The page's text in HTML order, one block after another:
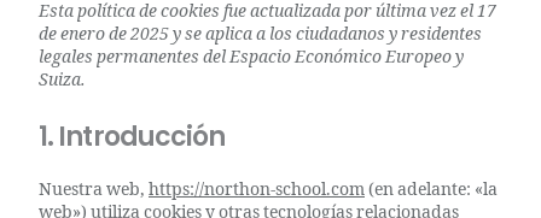
Esta política de cookies fue actualizada por última vez el 17
de enero de 2025 y se aplica a los ciudadanos y residentes
legales permanentes del Espacio Económico Europeo y
Suiza.
1. Introducción
Nuestra web, https://northon-school.com(en adelante: «la
web») utiliza cookies y otras tecnologías relacionadas